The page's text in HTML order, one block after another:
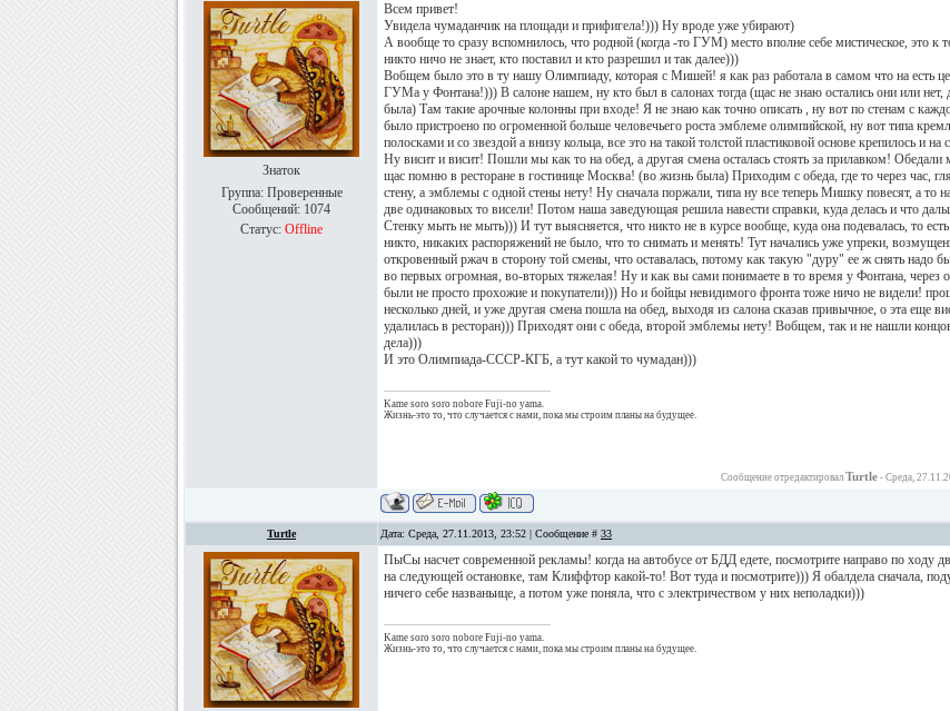
Знаток
Группа: Проверенные
Сообщений: 1074
Статус: Offline
Всем привет!
Увидела чумаданчик на площади и прифигела!))) Ну вроде уже убирают)
А вообще то сразу вспомнилось, что родной (когда -то ГУМ) место вполне себе мистическое, это к
никто ничо не знает, кто поставил и кто разрешил и так далее)))
Вобщем было это в ту нашу Олимпиаду, которая с Мишей! я как раз работала в самом что на есть
ГУМа у Фонтана!))) В салоне нашем, ну кто был в салонах тогда (щас не знаю остались они или нет,
была) Там такие арочные колонны при входе! Я не знаю как точно описать , ну вот по стенам с
было пристроено по огроменной больше человечьего роста эмблеме олимпийской, ну вот типа
полосками и со звездой а внизу кольца, все это на такой толстой пластиковой основе крепилось и на
Ну висит и висит! Пошли мы как то на обед, а другая смена осталась стоять за прилавком! Обедали
щас помню в ресторане в гостинице Москва! (во жизнь была) Приходим с обеда, где то через час,
стену, а эмблемы с одной стены нету! Ну сначала поржали, типа ну все теперь Мишку повесят, а то
две одинаковых то висели! Потом наша заведующая решила навести справки, куда делась и что
Стенку мыть не мыть))) И тут выясняется, что никто не в курсе вообще, куда она подевалась, то
никто, никаких распоряжений не было, что то снимать и менять! Тут начались уже упреки,
откровенный ржач в сторону той смены, что оставалась, потому как такую "дуру" ее ж снять надо
во первых огромная, во-вторых тяжелая! Ну и как вы сами понимаете в то время у Фонтана, через
были не просто прохожие и покупатели))) Но и бойцы невидимого фронта тоже ничо не видели!
несколько дней, и уже другая смена пошла на обед, выходя из салона сказав привычное, о эта еще
удалилась в ресторан))) Приходят они с обеда, второй эмблемы нету! Вобщем, так и не нашли
дела)))
И это Олимпиада-СССР-КГБ, а тут какой то чумадан)))
Kame soro soro nobore Fuji-no yama.
Жизнь-это то, что случается с нами, пока мы строим планы на будущее.
Сообщение отредактировал Turtle - Среда,
Turtle Дата: Среда, 27.11.2013, 23:52 | Сообщение # 33
ПыСы насчет современной рекламы! когда на автобусе от БДД едете, посмотрите направо по ходу
на следующей остановке, там Клиффтор какой-то! Вот туда и посмотрите))) Я обалдела сначала,
ничего себе названьице, а потом уже поняла, что с электричеством у них неполадки)))
Kame soro soro nobore Fuji-no yama.
Жизнь-это то, что случается с нами, пока мы строим планы на будущее.